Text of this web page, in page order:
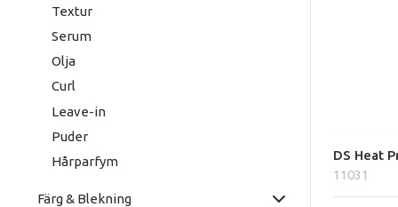
Textur
Serum
Olja
Curl
Leave-in
Puder
Hårparfym
Färg & Blekning
DS Heat
11031